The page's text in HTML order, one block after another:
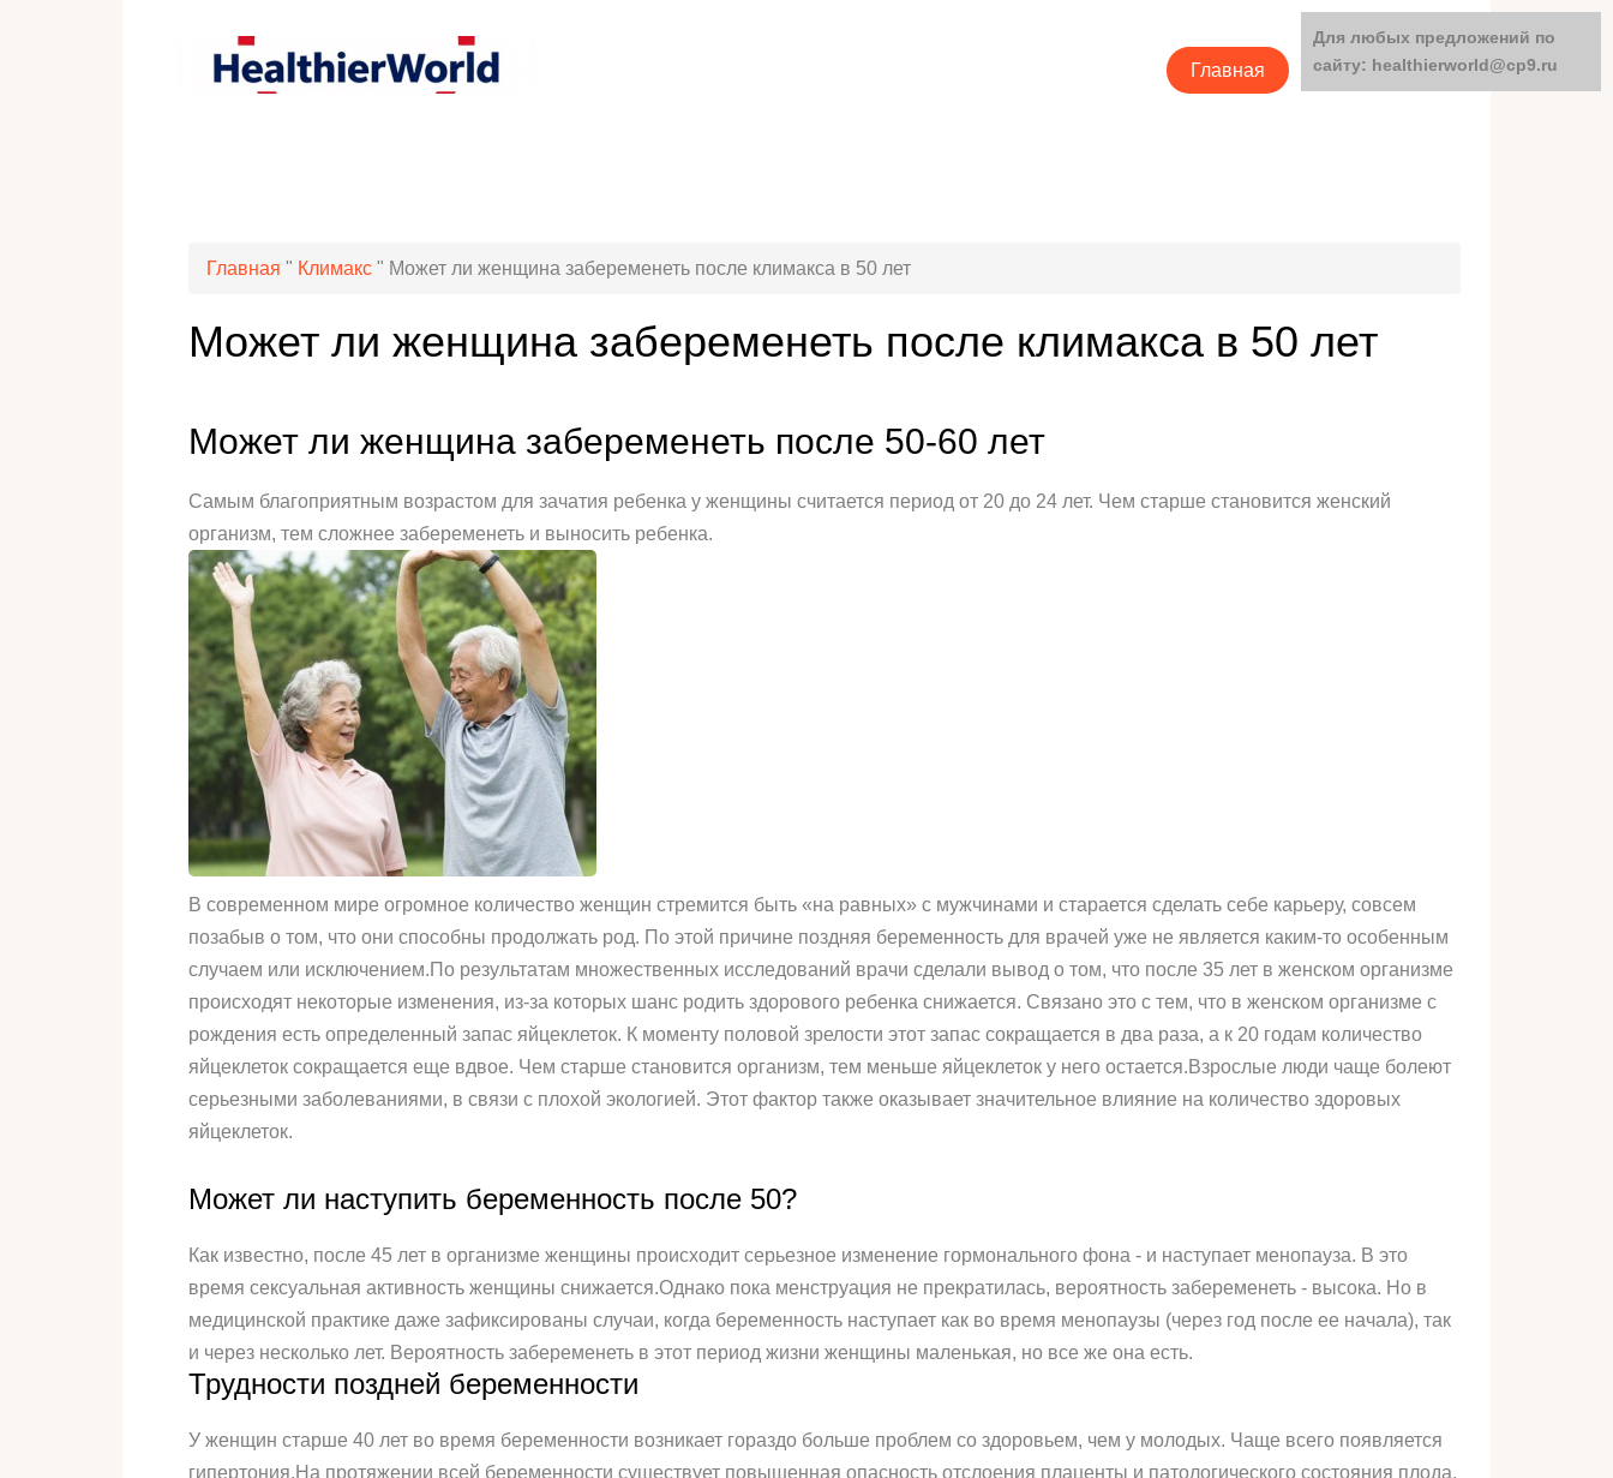
Главная Категории
Главная " Климакс " Может ли женщина забеременеть после климакса в 50 лет
Может ли женщина забеременеть после климакса в 50 лет
Может ли женщина забеременеть после 50-60 лет
Самым благоприятным возрастом для зачатия ребенка у женщины считается период от 20 до 24 лет. Чем старше становится женский
организм, тем сложнее забеременеть и выносить ребенка.
В современном мире огромное количество женщин стремится быть «на равных» с мужчинами и старается сделать себе карьеру, совсем
позабыв о том, что они способны продолжать род. По этой причине поздняя беременность для врачей уже не является каким-то особенным
случаем или исключением.По результатам множественных исследований врачи сделали вывод о том, что после 35 лет в женском организме
происходят некоторые изменения, из-за которых шанс родить здорового ребенка снижается. Связано это с тем, что в женском организме с
рождения есть определенный запас яйцеклеток. К моменту половой зрелости этот запас сокращается в два раза, а к 20 годам количество
яйцеклеток сокращается еще вдвое. Чем старше становится организм, тем меньше яйцеклеток у него остается.Взрослые люди чаще болеют
серьезными заболеваниями, в связи с плохой экологией. Этот фактор также оказывает значительное влияние на количество здоровых
яйцеклеток.
Может ли наступить беременность после 50?
Как известно, после 45 лет в организме женщины происходит серьезное изменение гормонального фона - и наступает менопауза. В это
время сексуальная активность женщины снижается.Однако пока менструация не прекратилась, вероятность забеременеть - высока. Но в
медицинской практике даже зафиксированы случаи, когда беременность наступает как во время менопаузы (через год после ее начала), так
и через несколько лет. Вероятность забеременеть в этот период жизни женщины маленькая, но все же она есть.
Трудности поздней беременности
У женщин старше 40 лет во время беременности возникает гораздо больше проблем со здоровьем, чем у молодых. Чаще всего появляется
гипертония.На протяжении всей беременности существует повышенная опасность отслоения плаценты и патологического состояния плода.
Для любых предложений по
сайту: healthierworld@cp9.ru